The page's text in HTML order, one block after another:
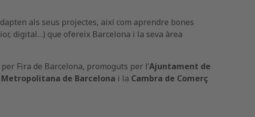
als seus projectes, així com aprendre bones
digital…) que ofereix Barcelona i la seva àrea
Fira de Barcelona, promoguts per l’Ajuntament de
de Barcelona i la Cambra de Comerç